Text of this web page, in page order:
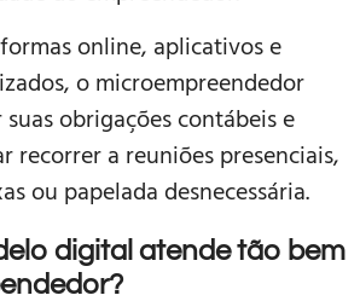
online, aplicativos e
o microempreendedor
obrigações contábeis e
recorrer a reuniões presenciais,
ou papelada desnecessária.
digital atende tão bem